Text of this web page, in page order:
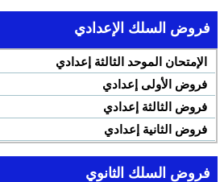
فروض السلك الإعدادي
الإمتحان الموحد الثالثة إعدادي
فروض الأولى إعدادي
فروض الثالثة إعدادي
فروض الثانية إعدادي
فروض السلك الثانوي